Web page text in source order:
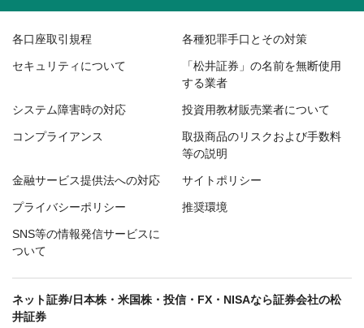
各口座取引規程 各種犯罪手口とその対策
セキュリティについて
「松井証券」の名前を無断使用
する業者
システム障害時の対応 投資用教材販売業者について
コンプライアンス
取扱商品のリスクおよび手数料
等の説明
金融サービス提供法への対応 サイトポリシー
プライバシーポリシー 推奨環境
SNS等の情報発信サービスに
ついて
ネット証券/日本株・米国株・投信・FX・NISAなら証券会社の松
井証券